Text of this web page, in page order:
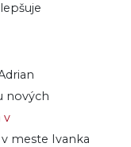
nových
v
v meste Ivanka